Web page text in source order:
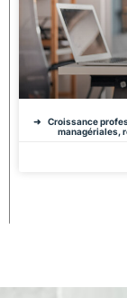
Croissance
managériales,